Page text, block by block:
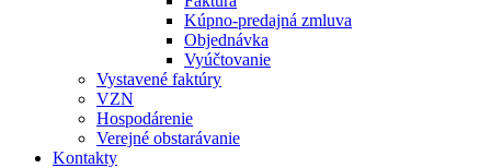
Kúpno-predajná zmluva
Objednávka
Vyúčtovanie
Vystavené faktúry
VZN
Hospodárenie
Verejné obstarávanie
Kontakty